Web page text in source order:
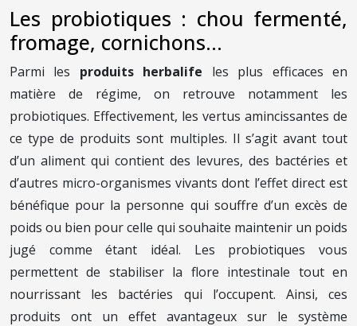
Les probiotiques : chou fermenté,
fromage, cornichons…
Parmi les produits herbalife les plus efficaces en
matière de régime, on retrouve notamment les
probiotiques. Effectivement, les vertus amincissantes de
ce type de produits sont multiples. Il s’agit avant tout
d’un aliment qui contient des levures, des bactéries et
d’autres micro-organismes vivants dont l’effet direct est
bénéfique pour la personne qui souffre d’un excès de
poids ou bien pour celle qui souhaite maintenir un poids
jugé comme étant idéal. Les probiotiques vous
permettent de stabiliser la flore intestinale tout en
nourrissant les bactéries qui l’occupent. Ainsi, ces
produits ont un effet avantageux sur le système